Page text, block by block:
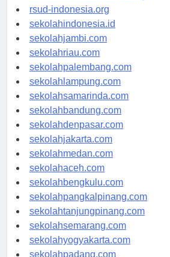
rsudkisaran-asahankab.org
rsud-indonesia.org
sekolahindonesia.id
sekolahjambi.com
sekolahriau.com
sekolahpalembang.com
sekolahlampung.com
sekolahsamarinda.com
sekolahbandung.com
sekolahdenpasar.com
sekolahjakarta.com
sekolahmedan.com
sekolahaceh.com
sekolahbengkulu.com
sekolahpangkalpinang.com
sekolahtanjungpinang.com
sekolahsemarang.com
sekolahyogyakarta.com